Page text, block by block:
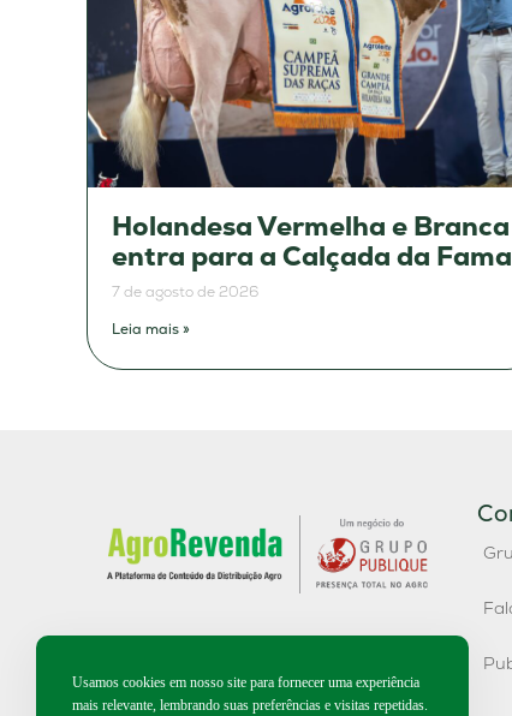
Holandesa Vermelha e Branca
entra para a Calçada da Fama
7 de agosto de 2026
Leia mais »
Usamos cookies em nosso site para fornecer uma experiência
mais relevante, lembrando suas preferências e visitas repetidas.